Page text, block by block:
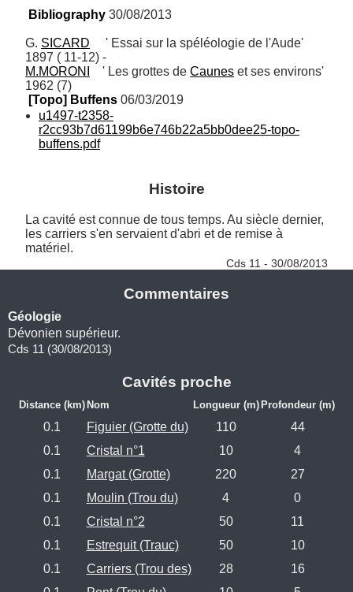
Bibliography 30/08/2013
G. SICARD
     ' Essai sur la spéléologie de l'Aude'
M.MORONI
    ' Les grottes de
Caunes et ses environs'
1962 (7)
[Topo] Buffens 06/03/2019
u1497-t2358-
r2cc93b7d61199b6e746b22a5bb0dee25-topo-
buffens.pdf
Histoire
La cavité est connue de tous temps. Au siècle dernier,
les carriers s'en servaient d'abri et de remise à
matériel.
Cds 11 - 30/08/2013
Commentaires
Géologie
Dévonien supérieur.
Cds 11 (30/08/2013)
Cavités proche
Distance (km) Nom Longueur (m) Profondeur (m)
0.1 Figuier (Grotte du) 110
44
0.1
Cristal n°1 10
4
0.1
Margat (Grotte) 220
27
0.1
Moulin (Trou du) 4
0
0.1
Cristal n°2 50
11
0.1
Estrequit (Trauc) 50
10
0.1
Carriers (Trou des) 28
16